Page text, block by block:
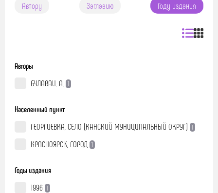
Автору Заглавию Году издания
Авторы
БУЛАВАИ. А. 1
Населенный пункт
ГЕОРГИЕВКА, СЕЛО (КАНСКИЙ МУНИЦИПАЛЬНЫЙ ОКРУГ) 1
КРАСНОЯРСК, ГОРОД 1
Годы издания
1996 1